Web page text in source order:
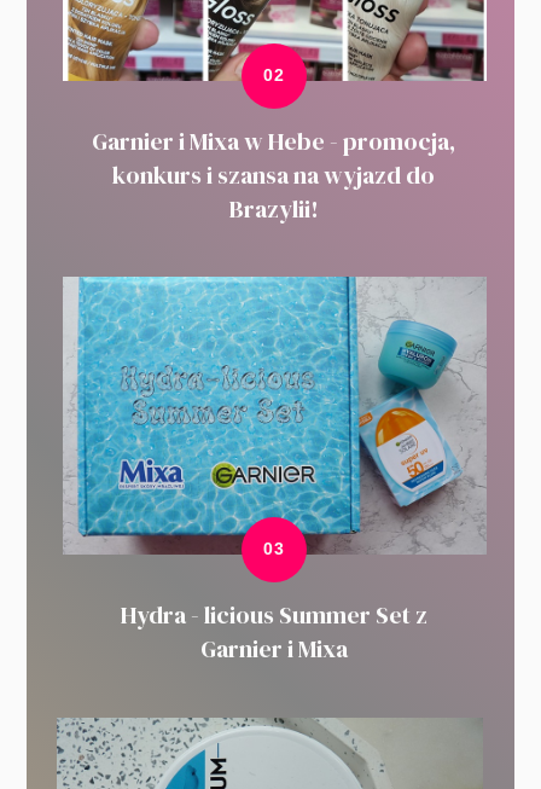
Garnier i Mixa w Hebe - promocja,
konkurs i szansa na wyjazd do
Brazylii!
Hydra - licious Summer Set z
Garnier i Mixa